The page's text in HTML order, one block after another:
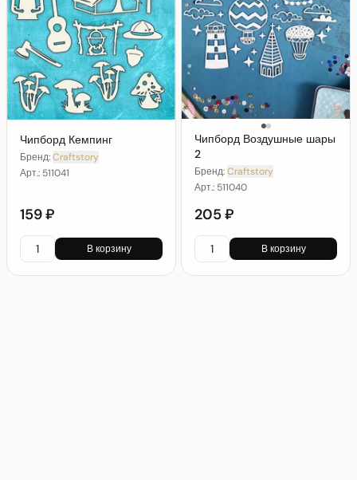
Чипборд Кемпинг
Бренд:Craftstory
Арт.: 511041
159 ₽
В корзину
Чипборд Воздушные шары
2
Бренд:Craftstory
Арт.: 511040
205 ₽
В корзину